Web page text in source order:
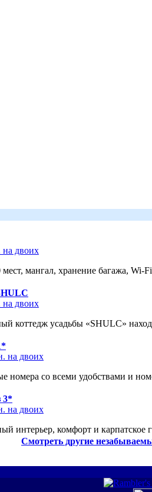
на двоих
мангал, хранение багажа, Wi-
на двоих
коттедж усадьбы «SHULC»
на двоих
номера со всеми удобствами и
3*
на двоих
интерьер, комфорт и карпатское
Смотреть другие